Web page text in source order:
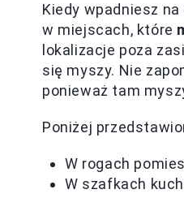
Kiedy wpadniesz
w miejscach, które
lokalizacje poza
się myszy. Nie
ponieważ tam
Poniżej
W rogach
W szafkach